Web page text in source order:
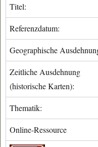
Titel:
Referenzdatum:
Geographische
Zeitliche Ausdehnung
(historische Karten):
Thematik:
Online-Ressource